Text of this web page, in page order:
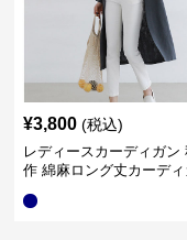
¥3,800 (税込)
レディースカーディガン
作 綿麻ロング丈カーデ